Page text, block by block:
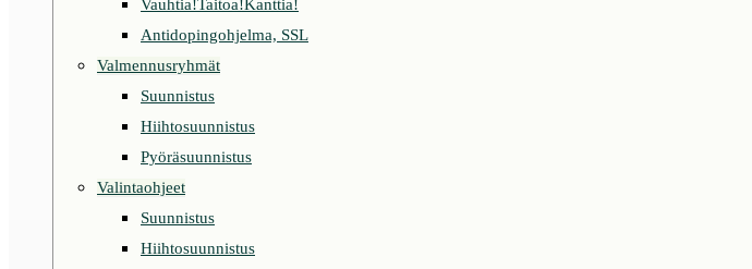
Vauhtia!Taitoa!Kanttia!
Antidopingohjelma, SSL
Valmennusryhmät
Suunnistus
Hiihtosuunnistus
Pyöräsuunnistus
Valintaohjeet
Suunnistus
Hiihtosuunnistus